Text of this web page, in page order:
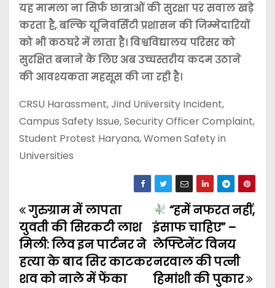
यह मामला ना सिर्फ छात्राओं की सुरक्षा पर सवाल खड़े
करता है, बल्कि यूनिवर्सिटी प्रशासन की जिम्मेदारियों
को भी कठघरे में लाता है। विश्वविद्यालय परिसर को
सुरक्षित बनाने के लिए अब उच्चस्तरीय कदम उठाने
की आवश्यकता महसूस की जा रही है।
CRSU Harassment, Jind University Incident,
Campus Safety Issue, Security Officer Complaint,
Student Protest Haryana, Women Safety in
Universities
P
o
s
“हमें नफरत नहीं,
इंसाफ चाहिए” –
लेफ्टिनेंट विनय
नरवाल की पत्नी
हिमांशी की पुकार
गुरुग्राम में लापता
युवती की सिरकटी लाश
मिली: लिव इन पार्टनर ने
हत्या के बाद सिर काटकर
शव को नाले में फेंका